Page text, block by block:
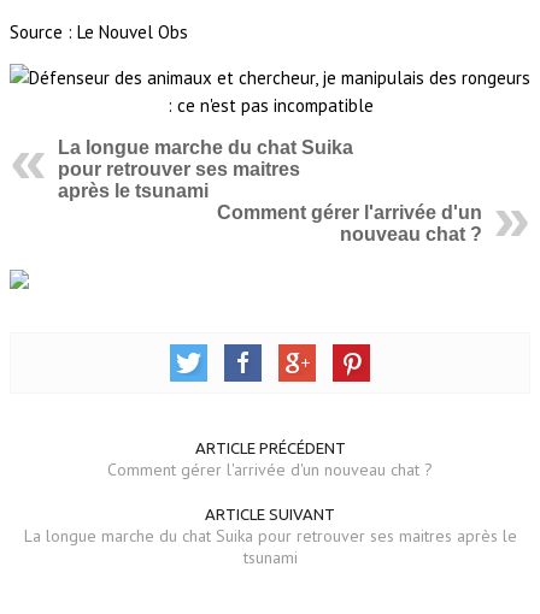
Source : Le Nouvel Obs
La longue marche du chat Suika
pour retrouver ses maitres
après le tsunami
Comment gérer l'arrivée d'un
nouveau chat ?
ARTICLE PRÉCÉDENT
Comment gérer l'arrivée d'un nouveau chat ?
ARTICLE SUIVANT
La longue marche du chat Suika pour retrouver ses maitres après le
tsunami